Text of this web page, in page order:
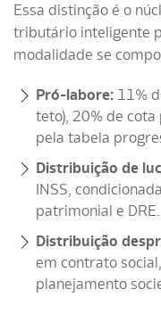
Essa distinção é o
tributário inteligente
modalidade se
Pró-labore: 11%
teto), 20% de cota
pela tabela
Distribuição de
INSS,
patrimonial e DRE.
Distribuição
em contrato
planejamento